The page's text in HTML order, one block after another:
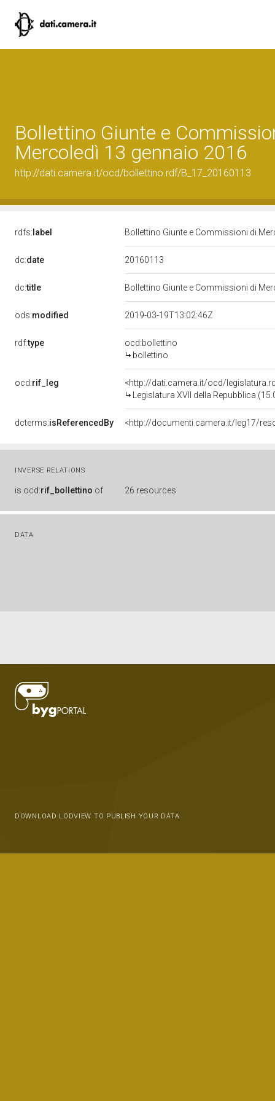
Bollettino Giunte e
Mercoledì 13 gennaio 2016
http://dati.camera.it/ocd/bollettino.rdf/B_17_20160113
rdfs: label Bollettino Giunte e Commissioni di
dc:date 20160113
dc:title Bollettino Giunte e Commissioni di
ods:modified 2019-03-19T13:02:46Z
rdf:type
ocd:bollettino
bollettino
ocd:rif_leg
<http://dati.camera.it/ocd/
Legislatura XVII della Repubblica
dcterms:isReferencedBy
INVERSE RELATIONS
is ocd:rif_bollettino of 26 resources
DATA
DOWNLOAD LODVIEW TO PUBLISH YOUR DATA